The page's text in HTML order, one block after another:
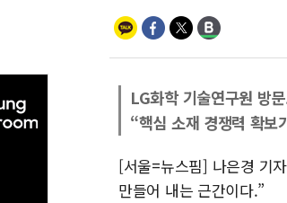
LG화학 기술연구원 방
“핵심 소재 경쟁력 확보
[서울=뉴스핌] 나은경 기
만들어 내는 근간이다.”